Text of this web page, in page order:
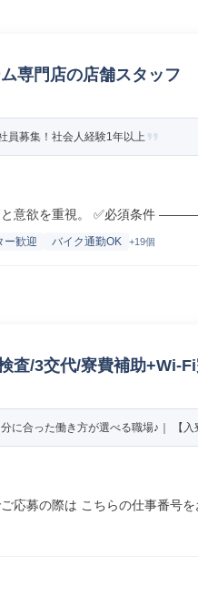
専門店の店舗スタッフ
員募集！社会人経験1年以上
と意欲を重視。 ✅必須条件
ー歓迎 バイク通勤OK +19個
査/3交代/寮費補助+Wi-
に合った働き方が選べる職場♪｜ 【
応募の際は こちらの仕事番号を